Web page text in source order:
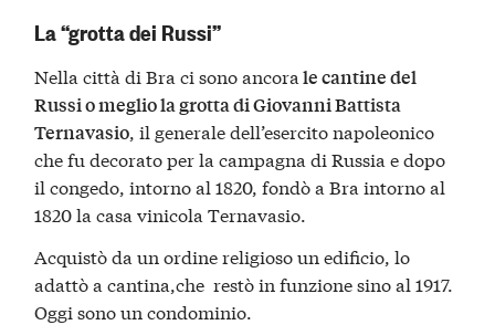
La “grotta dei Russi”
Nella città di Bra ci sono ancora le cantine del
Russi o meglio la grotta di Giovanni Battista
Ternavasio, il generale dell’esercito napoleonico
che fu decorato per la campagna di Russia e dopo
il congedo, intorno al 1820, fondò a Bra intorno al
1820 la casa vinicola Ternavasio.
Acquistò da un ordine religioso un edificio, lo
adattò a cantina,che restò in funzione sino al 1917.
Oggi sono un condominio.